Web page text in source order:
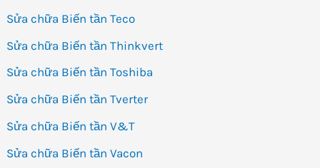
Sửa chữa Biến tần Teco
Sửa chữa Biến tần Thinkvert
Sửa chữa Biến tần Toshiba
Sửa chữa Biến tần Tverter
Sửa chữa Biến tần V&T
Sửa chữa Biến tần Vacon